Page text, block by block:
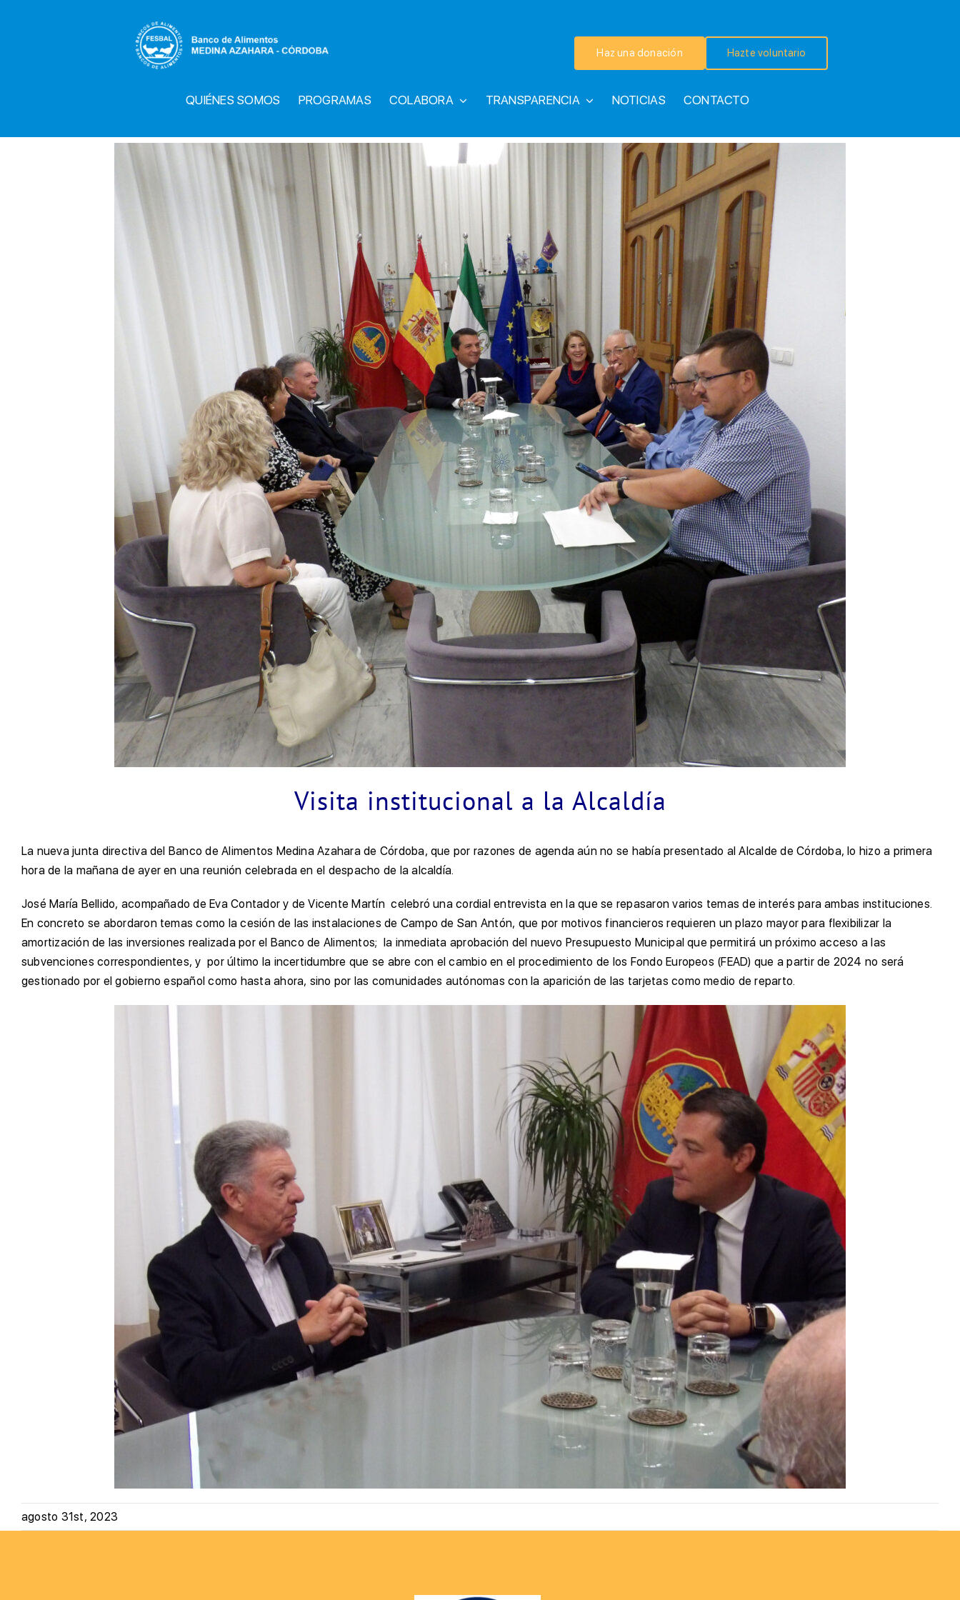
Haz una donación Hazte voluntario
QUIÉNES SOMOS PROGRAMAS COLABORA TRANSPARENCIA NOTICIAS CONTACTO
Visita institucional a la Alcaldía
La nueva junta directiva del Banco de Alimentos Medina Azahara de Córdoba, que por razones de agenda aún no se había presentado al Alcalde de Córdoba, lo hizo a primera
hora de la mañana de ayer en una reunión celebrada en el despacho de la alcaldía.
José María Bellido, acompañado de Eva Contador y de Vicente Martín celebró una cordial entrevista en la que se repasaron varios temas de interés para ambas instituciones.
En concreto se abordaron temas como la cesión de las instalaciones de Campo de San Antón, que por motivos financieros requieren un plazo mayor para flexibilizar la
amortización de las inversiones realizada por el Banco de Alimentos; la inmediata aprobación del nuevo Presupuesto Municipal que permitirá un próximo acceso a las
subvenciones correspondientes, y por último la incertidumbre que se abre con el cambio en el procedimiento de los Fondo Europeos (FEAD) que a partir de 2024 no será
gestionado por el gobierno español como hasta ahora, sino por las comunidades autónomas con la aparición de las tarjetas como medio de reparto.
agosto 31st, 2023